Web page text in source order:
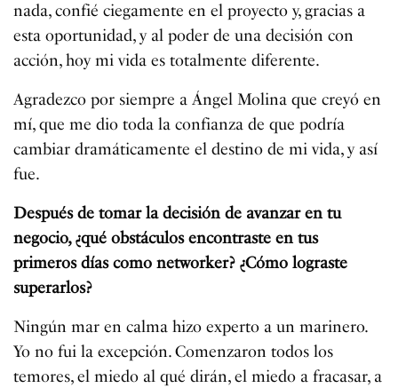
nada, confié ciegamente en el proyecto y, gracias a
esta oportunidad, y al poder de una decisión con
acción, hoy mi vida es totalmente diferente.
Agradezco por siempre a Ángel Molina que creyó en
mí, que me dio toda la confianza de que podría
cambiar dramáticamente el destino de mi vida, y así
fue.
Después de tomar la decisión de avanzar en tu
negocio, ¿qué obstáculos encontraste en tus
primeros días como networker? ¿Cómo lograste
superarlos?
Ningún mar en calma hizo experto a un marinero.
Yo no fui la excepción. Comenzaron todos los
temores, el miedo al qué dirán, el miedo a fracasar, a